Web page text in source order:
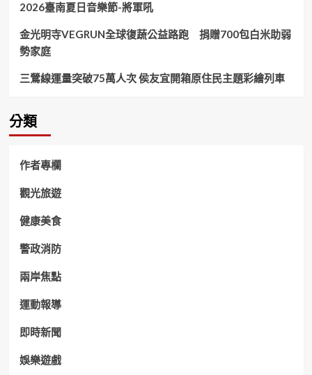
音
樂
人
電
2026臺南夏日音樂節-將軍吼
金光明寺VEGRUN全球復蔬公益路跑 捐贈700包白米助弱
勢家庭
三鶯線運量突破75萬人次 侯友宜開箱原住民主題彩繪列車
分類
作者專欄
觀光旅遊
健康美食
警政消防
兩岸焦點
運動報導
即時新聞
娛樂遊戲